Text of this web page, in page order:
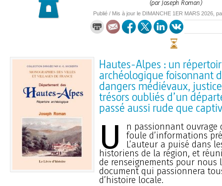
(par Joseph Roman)
Publié / Mis à jour le DIMANCHE 1ER MARS 2026 ,
Hautes-Alpes : un
archéologique foisonnant
dangers médiévaux,
trésors oubliés d’un
passé aussi rude que
U
n passionnant ouvrage
foule d’informations
L’auteur a puisé dans
historiens de la région, et
de renseignements pour nous
document qui passionnera
d’histoire locale.